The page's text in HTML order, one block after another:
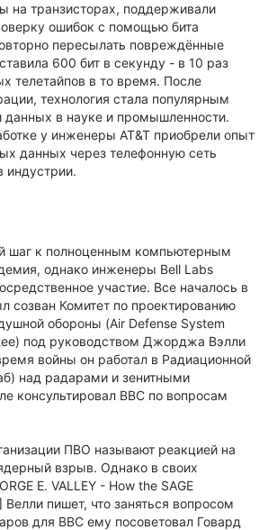
на транзисторах, поддерживали
ошибок с помощью бита
пересылать повреждённые
600 бит в секунду - в 10 раз
телетайпов в то время. После
технология стала популярным
данных в науке и промышленности.
у инженеры AT&T приобрели опыт
данных через телефонную сеть
индустрии.
к полноценным компьютерным
однако инженеры Bell Labs
участие. Все началось в
созван Комитет по проектированию
обороны (Air Defense System
под руководством Джорджа Вэлли
войны он работал в Радиационной
над радарами и зенитными
консультировал ВВС по вопросам
ПВО называют реакцией на
взрыв. Однако в своих
E. VALLEY - How the SAGE
пишет, что заняться вопросом
для ВВС ему посоветовал Говард